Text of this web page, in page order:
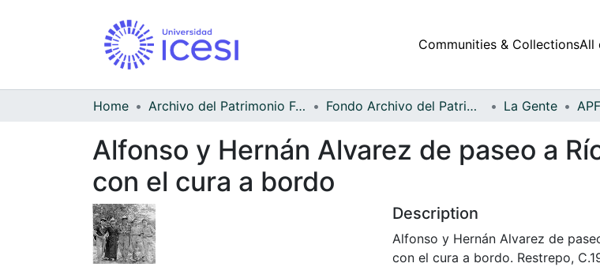
Communities & CollectionsAll
Home Archivo del Patrimonio Fotográfico y Fílmico del Valle del Cauca Fondo Archivo del Patrimonio Fotográfico y Fílmico del Valle del Cauca La Gente
Alfonso y Hernán Alvarez de paseo a
con el cura a bordo
Description
Alfonso y Hernán Alvarez de
con el cura a bordo. Restrepo,